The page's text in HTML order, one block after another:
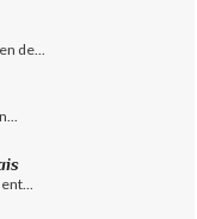
de...